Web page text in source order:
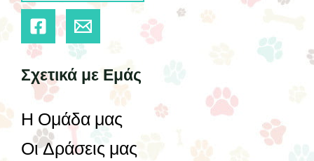
Σχετικά με Εμάς
Η Ομάδα μας
Οι Δράσεις μας